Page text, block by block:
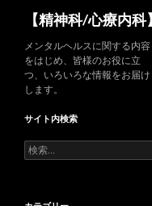
【精神科/心療内
メンタルヘルスに関する内容
をはじめ、皆様のお役に立
つ、いろいろな情報をお届け
します。
サイト内検索
検
索: